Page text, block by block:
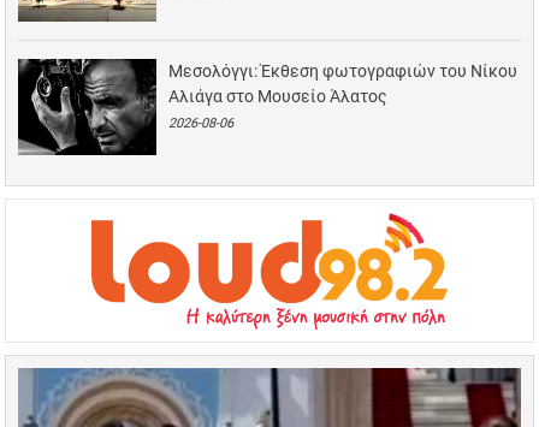
Μεσολόγγι: Έκθεση φωτογραφιών του Νίκου
Αλιάγα στο Μουσείο Άλατος
2026-08-06